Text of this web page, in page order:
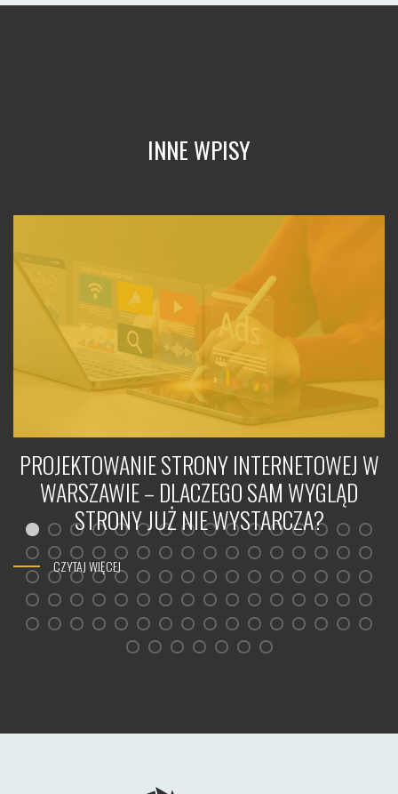
INNE WPISY
PROJEKTOWANIE STRONY INTERNETOWEJ W
WARSZAWIE – DLACZEGO SAM WYGLĄD
STRONY JUŻ NIE WYSTARCZA?
CZYTAJ WIĘCEJ